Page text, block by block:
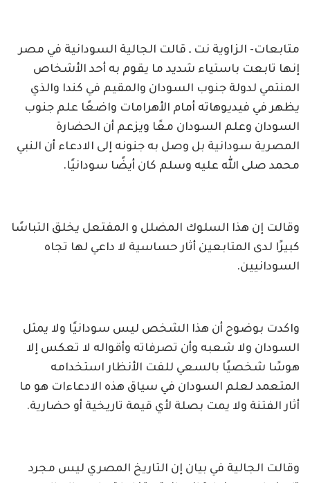
متابعات- الزاوية نت ـ قالت الجالية السودانية في مصر
إنها تابعت باستياء شديد ما يقوم به أحد الأشخاص
المنتمي لدولة جنوب السودان والمقيم في كندا والذي
يظهر في فيديوهاته أمام الأهرامات واضعًا علم جنوب
السودان وعلم السودان معًا ويزعم أن الحضارة
المصرية سودانية بل وصل به جنونه إلى الادعاء أن النبي
محمد صلى الله عليه وسلم كان أيضًا سودانيًا.
وقالت إن هذا السلوك المضلل و المفتعل يخلق التباسًا
كبيرًا لدى المتابعين أثار حساسية لا داعي لها تجاه
السودانيين.
واكدت بوضوح أن هذا الشخص ليس سودانيًا ولا يمثل
السودان ولا شعبه وأن تصرفاته وأقواله لا تعكس إلا
هوسًا شخصيًا بالسعي للفت الأنظار استخدامه
المتعمد لعلم السودان في سياق هذه الادعاءات هو ما
أثار الفتنة ولا يمت بصلة لأي قيمة تاريخية أو حضارية.
وقالت الجالية في بيان إن التاريخ المصري ليس مجرد